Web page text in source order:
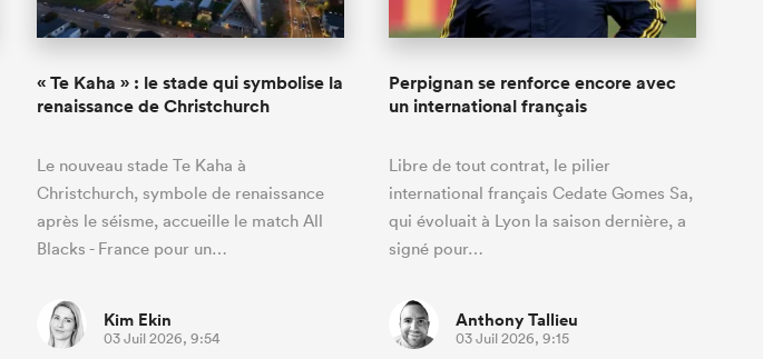
« Te Kaha » : le stade qui symbolise la
renaissance de Christchurch
Le nouveau stade Te Kaha à
Christchurch, symbole de renaissance
après le séisme, accueille le match All
Blacks - France pour un…
Kim Ekin
03 Juil 2026, 9:54
Perpignan se renforce encore avec
un international français
Libre de tout contrat, le pilier
international français Cedate Gomes Sa,
qui évoluait à Lyon la saison dernière, a
signé pour…
Anthony Tallieu
03 Juil 2026, 9:15